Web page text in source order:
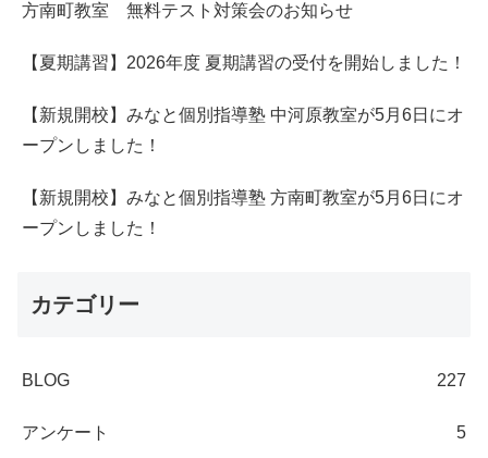
方南町教室 無料テスト対策会のお知らせ
【夏期講習】2026年度 夏期講習の受付を開始しました！
【新規開校】みなと個別指導塾 中河原教室が5月6日にオ
ープンしました！
【新規開校】みなと個別指導塾 方南町教室が5月6日にオ
ープンしました！
カテゴリー
BLOG 227
アンケート 5